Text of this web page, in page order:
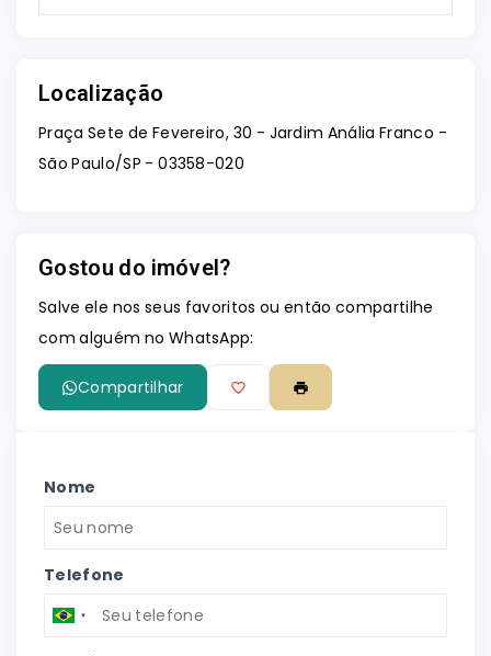
Localização
Praça Sete de Fevereiro, 30 - Jardim Anália Franco -
São Paulo/SP - 03358-020
Gostou do imóvel?
Salve ele nos seus favoritos ou então compartilhe
com alguém no WhatsApp:
Compartilhar
Nome
Telefone